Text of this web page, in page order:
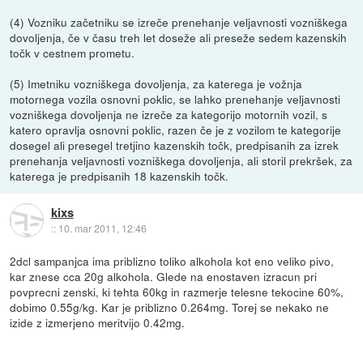
(4) Vozniku začetniku se izreče prenehanje veljavnosti vozniškega
dovoljenja, če v času treh let doseže ali preseže sedem kazenskih
točk v cestnem prometu.
(5) Imetniku vozniškega dovoljenja, za katerega je vožnja
motornega vozila osnovni poklic, se lahko prenehanje veljavnosti
vozniškega dovoljenja ne izreče za kategorijo motornih vozil, s
katero opravlja osnovni poklic, razen če je z vozilom te kategorije
dosegel ali presegel tretjino kazenskih točk, predpisanih za izrek
prenehanja veljavnosti vozniškega dovoljenja, ali storil prekršek, za
katerega je predpisanih 18 kazenskih točk.
kixs
:: 10. mar 2011, 12:46
2dcl sampanjca ima priblizno toliko alkohola kot eno veliko pivo,
kar znese cca 20g alkohola. Glede na enostaven izracun pri
povprecni zenski, ki tehta 60kg in razmerje telesne tekocine 60%,
dobimo 0.55g/kg. Kar je priblizno 0.264mg. Torej se nekako ne
izide z izmerjeno meritvijo 0.42mg.